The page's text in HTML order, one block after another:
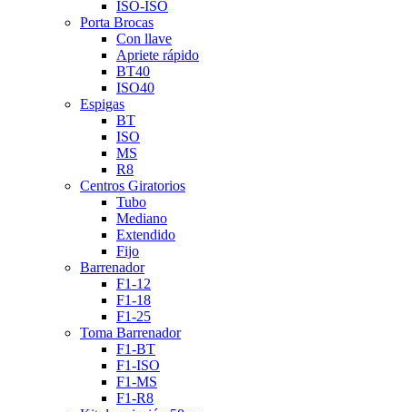
ISO-ISO
Porta Brocas
Con llave
Apriete rápido
BT40
ISO40
Espigas
BT
ISO
MS
R8
Centros Giratorios
Tubo
Mediano
Extendido
Fijo
Barrenador
F1-12
F1-18
F1-25
Toma Barrenador
F1-BT
F1-ISO
F1-MS
F1-R8